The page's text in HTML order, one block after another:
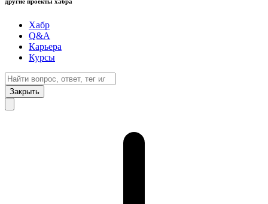
Хабр
Q&A
Карьера
Курсы
Закрыть